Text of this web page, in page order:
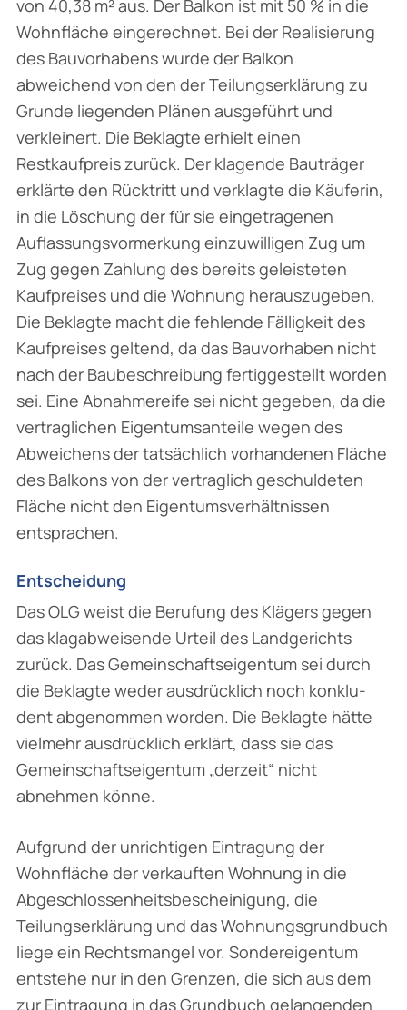
von 40,38 m² aus. Der Balkon ist mit 50 % in die
Wohnfläche eingerechnet. Bei der Realisierung
des Bauvor­habens wurde der Balkon
abweichend von den der Teilungserklärung zu
Grunde liegenden Plänen ausgeführt und
verkleinert. Die Beklagte erhielt einen
Restkaufpreis zurück. Der klagende Bauträger
erklärte den Rücktritt und verklagte die Käuferin,
in die Löschung der für sie eingetragenen
Auflassungsvormerkung einzuwilligen Zug um
Zug gegen Zahlung des bereits geleisteten
Kaufpreises und die Wohnung herauszugeben.
Die Beklagte macht die feh­lende Fälligkeit des
Kaufpreises geltend, da das Bauvorhaben nicht
nach der Baubeschreibung fertiggestellt worden
sei. Eine Abnahmereife sei nicht gegeben, da die
vertraglichen Eigen­tumsanteile wegen des
Abweichens der tatsächlich vorhandenen Fläche
des Balkons von der vertraglich geschuldeten
Fläche nicht den Eigentumsverhältnissen
entsprachen.
Entscheidung
Das OLG weist die Berufung des Klägers gegen
das klagabweisende Urteil des Landgerichts
zurück. Das Gemeinschaftseigentum sei durch
die Beklagte weder ausdrücklich noch konklu­
dent abgenommen worden. Die Beklagte hätte
vielmehr ausdrücklich erklärt, dass sie das
Gemeinschaftseigentum „derzeit“ nicht
abnehmen könne.
Aufgrund der unrichtigen Eintragung der
Wohnfläche der verkauften Wohnung in die
Abge­schlossenheitsbescheinigung, die
Teilungserklärung und das Wohnungsgrundbuch
liege ein Rechtsmangel vor. Sondereigentum
entstehe nur in den Grenzen, die sich aus dem
zur Ein­tragung in das Grundbuch gelangenden